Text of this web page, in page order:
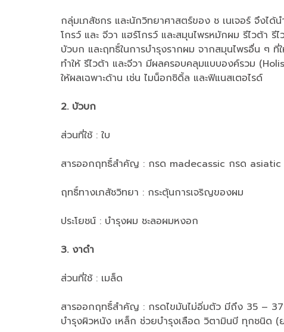
กลุ่มเภสัชกร และนักวิทยาศาสตร์ของ ช เนเจอร์ จึงไ
โกรว์ และ จีวา แฮร์โกรว์ และสมุนไพรหมักผม รีไวต้า
บัวบก และฤทธิ์ในการบำรุงรากผม จากสมุนไพรอื่น ๆ
ทำให้ รีไวต้า และจีวา มีผลครอบคลุมแบบองค์รวม
ให้ผลเฉพาะด้าน เช่น ไมน็อกซิดิ้ล และฟิแนสเตอไรด์
2. บัวบก
ส่วนที่ใช้ : ใบ
สารออกฤทธิ์สำคัญ : กรด madecassic กรด asiatic
ฤทธิ์ทางเภสัชวิทยา : กระตุ้นการเจริญของผม
ประโยชน์ : บำรุงผม ชะลอผมหงอก
3. งาดำ
ส่วนที่ใช้ : เมล็ด
สารออกฤทธิ์สำคัญ : กรดไขมันไม่อิ่มตัว มีถึง 35 – 37
บำรุงผิวหนัง เหล็ก ช่วยบำรุงเลือด วิตามินบี ทุกชนิด (